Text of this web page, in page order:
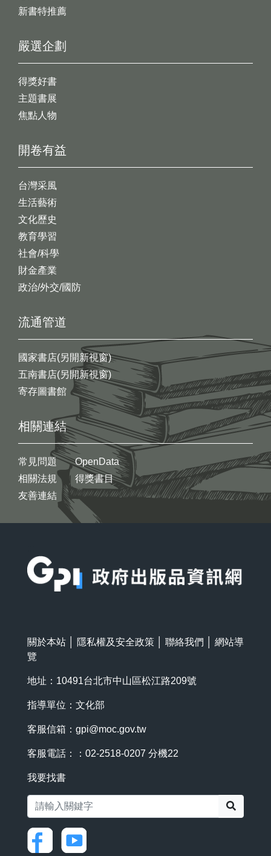
新書特推薦
開卷有益
台灣采風
生活藝術
文化歷史
教育學習
社會/科學
財金產業
政治/外交/國防
嚴選企劃
得獎好書
主題書展
焦點人物
流通管道
國家書店(另開新視窗)
五南書店(另開新視窗)
寄存圖書館
相關連結
常見問題
相關法規
友善連結
OpenData
得獎書目
關於本站 隱私權及安全政策 聯絡我們
網站導
覽
地址：10491台北市中山區松江路209號
指導單位：文化部
客服信箱： gpi@moc.gov.tw
客服電話：：02-2518-0207 分機22
我要找書